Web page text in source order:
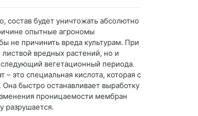
состав будет уничтожать абсолютно
опытные агрономы
не причинить вреда культурам. При
вредных растений, но и
вегетационный периода.
это специальная кислота, которая с
быстро останавливает выработку
проницаемости мембран
разрушается.